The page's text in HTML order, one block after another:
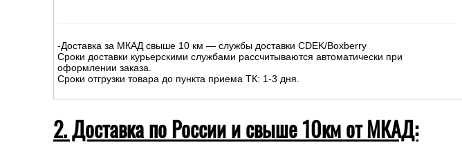
-Доставка за МКАД свыше 10 км — службы доставки CDEK/Boxberry
Сроки доставки курьерскими службами рассчитываются автоматически при
оформлении заказа.
Сроки отгрузки товара до пункта приема ТК: 1-3 дня.
2. Доставка по России и свыше 10км от МКАД: